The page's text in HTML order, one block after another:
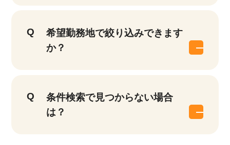
希望勤務地で絞り込みできます
か？
条件検索で見つからない場合
は？